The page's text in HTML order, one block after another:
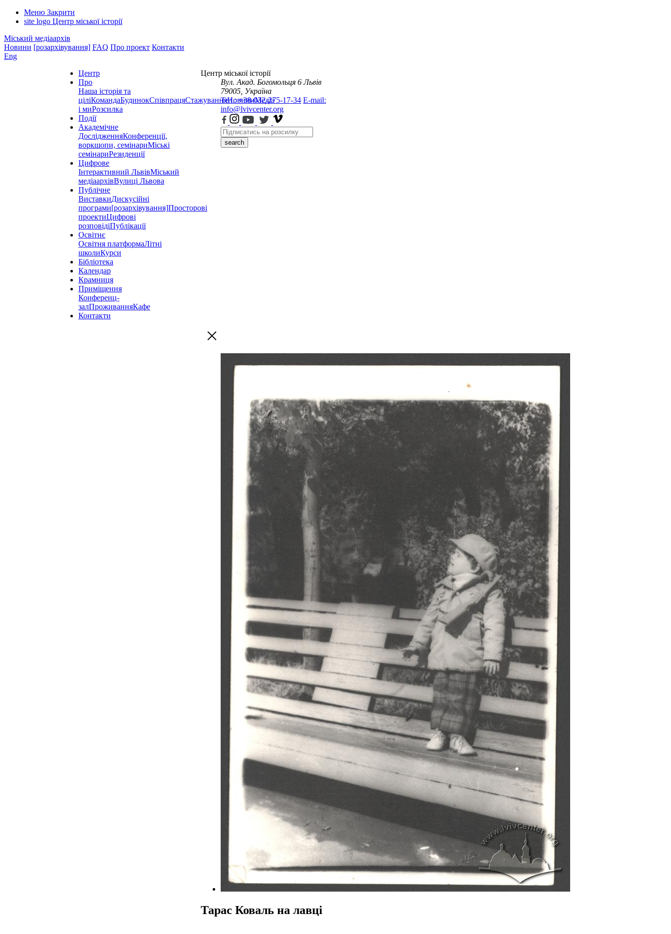
Меню Закрити
site logo Центр міської історії
Міський медіаархів
Новини [розархівування] FAQ Про проект Контакти
Eng
Центр
Про
Наша історія та
ціліКомандаБудинокСпівпрацяСтажуванняНовиниМедіа
і миРозсилка
Події
Академічне
ДослідженняКонференції,
воркшопи, семінариМіські
семінариРезиденції
Цифрове
Інтерактивний ЛьвівМіський
медіаархівВулиці Львова
Публічне
ВиставкиДискусійні
програми[розархівування]Просторові
проектиЦифрові
розповідіПублікації
Освітнє
Освітня платформаЛітні
школиКурси
Бібліотека
Календар
Крамниця
Приміщення
Конференц-
залПроживанняКафе
Контакти
Центр міської історії
Вул. Акад. Богомольця 6 Львів
79005, Україна
Тел.: +38-032-275-17-34 E-mail:
info@lvivcenter.org
search
Тарас Коваль на лавці